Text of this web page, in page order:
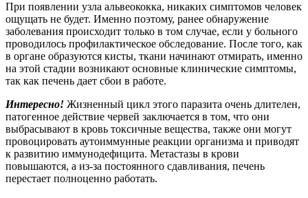
При появлении узла альвеококка, никаких симптомов человек
ощущать не будет. Именно поэтому, ранее обнаружение
заболевания происходит только в том случае, если у больного
проводилось профилактическое обследование. После того, как
в органе образуются кисты, ткани начинают отмирать, именно
на этой стадии возникают основные клинические симптомы,
так как печень дает сбои в работе.
Интересно! Жизненный цикл этого паразита очень длителен,
патогенное действие червей заключается в том, что они
выбрасывают в кровь токсичные вещества, также они могут
провоцировать аутоиммунные реакции организма и приводят
к развитию иммунодефицита. Метастазы в крови
повышаются, а из-за постоянного сдавливания, печень
перестает полноценно работать.